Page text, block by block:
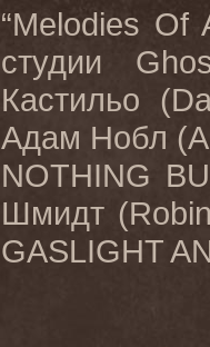
“Melodies Of
студии
Кастильо
Адам Нобл
NOTHING
Шмидт
GASLIGHT